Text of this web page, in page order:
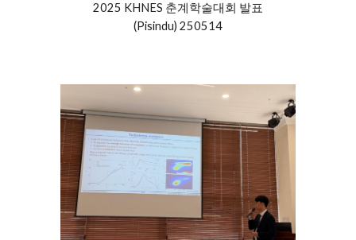
2025 KHNES 춘계학술대회 발표
(Pisindu) 250514